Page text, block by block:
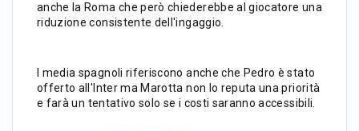
anche la Roma che però chiederebbe al giocatore una
riduzione consistente dell'ingaggio.
I media spagnoli riferiscono anche che Pedro è stato
offerto all'Inter ma Marotta non lo reputa una priorità
e farà un tentativo solo se i costi saranno accessibili.